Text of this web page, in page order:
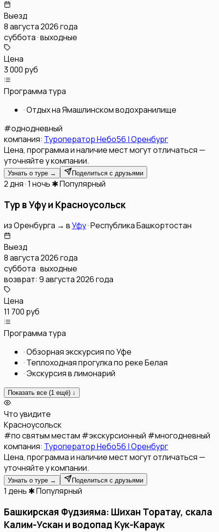
Выезд
8 августа 2026 года
суббота · выходные
Цена
3 000 руб
Программа тура
·Отдых на Ямашлинском водохранилище
#однодневный
компания: Туроператор Небо56 | Оренбург
Цена, программа и наличие мест могут отличаться —
уточняйте у компании.
Узнать о туре → Поделиться с друзьями
2 дня · 1 ночь ✱ Популярный
Тур в Уфу и Красноусольск
изОренбурга → вУфу·Республика Башкортостан
Выезд
8 августа 2026 года
суббота · выходные
возврат: 9 августа 2026 года
Цена
11 700 руб
Программа тура
·Обзорная экскурсия по Уфе
· Теплоходная прогулка по реке Белая
· Экскурсия в лимонарий
Показать все (1 ещё) ↓
Что увидите
Красноусольск
#по святым местам #экскурсионный #многодневный
компания: Туроператор Небо56 | Оренбург
Цена, программа и наличие мест могут отличаться —
уточняйте у компании.
Узнать о туре → Поделиться с друзьями
1 день ✱ Популярный
Башкирская Фудзияма: Шихан Торатау, скала
Калим-Ускан и водопад Кук-Караук